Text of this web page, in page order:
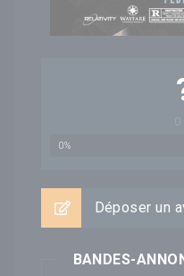
0%
Déposer un
BANDES-